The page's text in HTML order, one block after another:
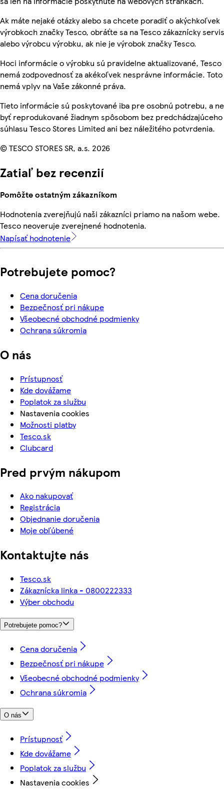
Ak máte nejaké otázky alebo sa chcete poradiť o akýchkoľvek
výrobkoch značky Tesco, obráťte sa na Tesco zákaznícky
alebo výrobcu výrobku, ak nie je výrobok značky Tesco.
Hoci informácie o výrobku sú pravidelne aktualizované, Tesco
nemá zodpovednosť za akékoľvek nesprávne informácie. Toto
nemá vplyv na Vaše zákonné práva.
Tieto informácie sú poskytované iba pre osobnú potrebu, a
byť reprodukované žiadnym spôsobom bez predchádzajúceho
súhlasu Tesco Stores Limited ani bez náležitého potvrdenia.
© TESCO STORES SR, a.s. 2026
Zatiaľ bez recenzií
Pomôžte ostatným zákazníkom
Hodnotenia zverejňujú naši zákazníci priamo na našom webe.
Tesco neoveruje zverejnené hodnotenia.
Napísať hodnotenie
Potrebujete pomoc?
Cena doručenia
Bezpečnosť pri nákupe
Všeobecné obchodné podmienky
Ochrana súkromia
O nás
Prístupnosť
Kde dovážame
Poplatok za službu
Nastavenia cookies
Možnosti platby
Tesco.sk
Clubcard
Pred prvým nákupom
Ako nakupovať
Registrácia
Objednanie doručenia
Moje obľúbené
Kontaktujte nás
Tesco.sk
Zákaznícka linka - 0800222333
Výber obchodu
Potrebujete pomoc?
Cena doručenia
Bezpečnosť pri nákupe
Všeobecné obchodné podmienky
Ochrana súkromia
O nás
Prístupnosť
Kde dovážame
Poplatok za službu
Nastavenia cookies